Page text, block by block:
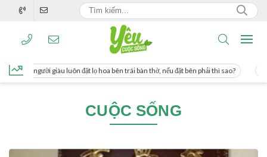
người giàu luôn đặt lọ hoa bên trái bàn thờ, nếu đặt bên phải thì sao?
CUỘC SỐNG